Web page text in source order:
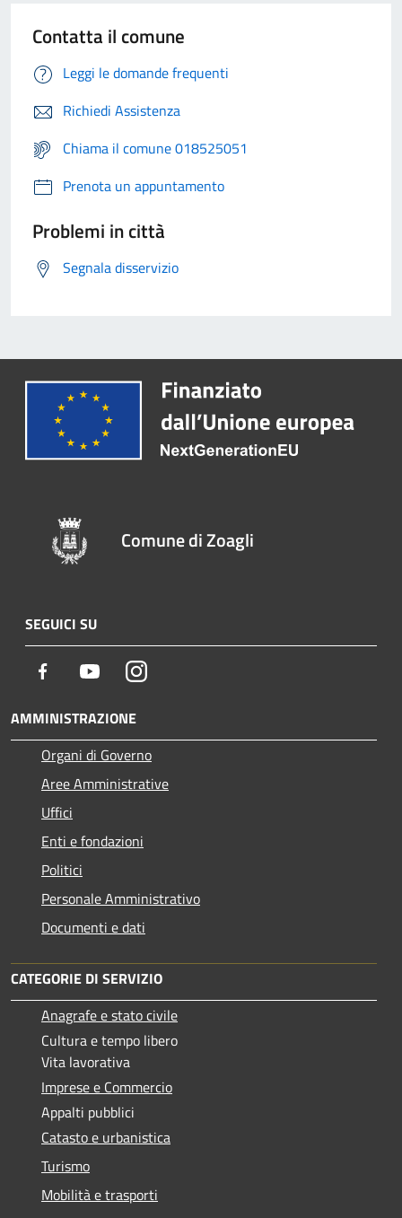
Contatta il comune
Leggi le domande frequenti
Richiedi Assistenza
Chiama il comune 018525051
Prenota un appuntamento
Problemi in città
Segnala disservizio
Comune di Zoagli
SEGUICI SU
Facebook YoutubeInstagram
AMMINISTRAZIONE
Organi di Governo
Aree Amministrative
Uffici
Enti e fondazioni
Politici
Personale Amministrativo
Documenti e dati
CATEGORIE DI SERVIZIO
Anagrafe e stato civile
Cultura e tempo libero
Vita lavorativa
Imprese e Commercio
Appalti pubblici
Catasto e urbanistica
Turismo
Mobilità e trasporti